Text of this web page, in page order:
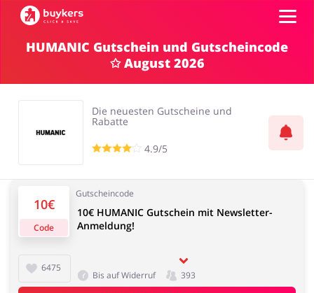
Mode & Accessoires
Essen & Trinken
GUTSCHEIN EINFÜGEN
HUMANIC Gutschein und Gutscheincode
✩ August 2026
Die neuesten Gutscheine und
Rabatte
4.9/5
10€
Code
Gutscheincode
6475
10€ HUMANIC Gutschein mit Newsletter-
Anmeldung!
Bis auf Widerruf 393